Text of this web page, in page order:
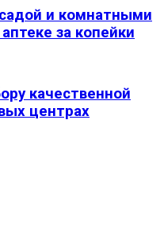
и комнатными
за копейки
качественной
центрах